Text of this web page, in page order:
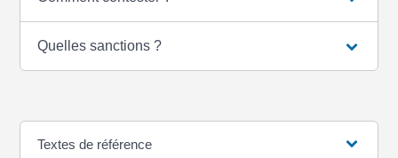
Quelles sanctions ?
Textes de référence